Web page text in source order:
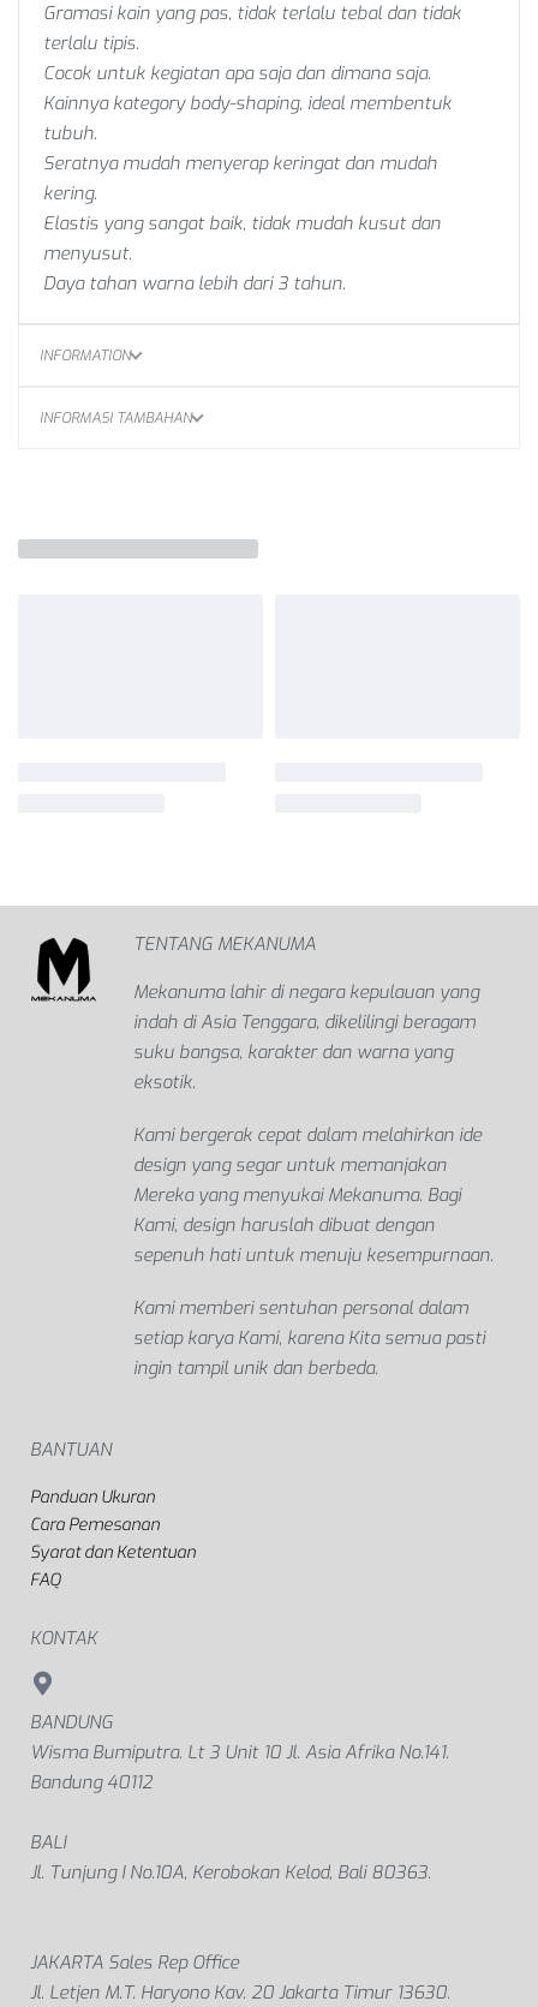
Gramasi kain yang pas, tidak terlalu tebal dan tidak
terlalu tipis.
Cocok untuk kegiatan apa saja dan dimana saja.
Kainnya kategory body-shaping, ideal membentuk
tubuh.
Seratnya mudah menyerap keringat dan mudah
kering.
Elastis yang sangat baik, tidak mudah kusut dan
menyusut.
Daya tahan warna lebih dari 3 tahun.
INFORMATION
INFORMASI TAMBAHAN
TENTANG MEKANUMA
Mekanuma lahir di negara kepulauan yang
indah di Asia Tenggara, dikelilingi beragam
suku bangsa, karakter dan warna yang
eksotik.
Kami bergerak cepat dalam melahirkan ide
design yang segar untuk memanjakan
Mereka yang menyukai Mekanuma. Bagi
Kami, design haruslah dibuat dengan
sepenuh hati untuk menuju kesempurnaan.
Kami memberi sentuhan personal dalam
setiap karya Kami, karena Kita semua pasti
ingin tampil unik dan berbeda.
BANTUAN
Panduan Ukuran
Cara Pemesanan
Syarat dan Ketentuan
FAQ
KONTAK
BANDUNG
Wisma Bumiputra. Lt 3 Unit 10 Jl. Asia Afrika No.141.
Bandung 40112
BALI
Jl. Tunjung I No.10A, Kerobokan Kelod, Bali 80363.
JAKARTA Sales Rep Office
Jl. Letjen M.T. Haryono Kav. 20 Jakarta Timur 13630.